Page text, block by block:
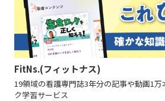
FitNs.(フィットナス)
19領域の看護専門誌3年分の記事や動画1
ク学習サービス